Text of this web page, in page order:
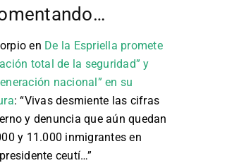
en De la Espriella promete
total de la seguridad” y
nacional” en su
: “Vivas desmiente las cifras
y denuncia que aún quedan
y 11.000 inmigrantes en
ceutí…”